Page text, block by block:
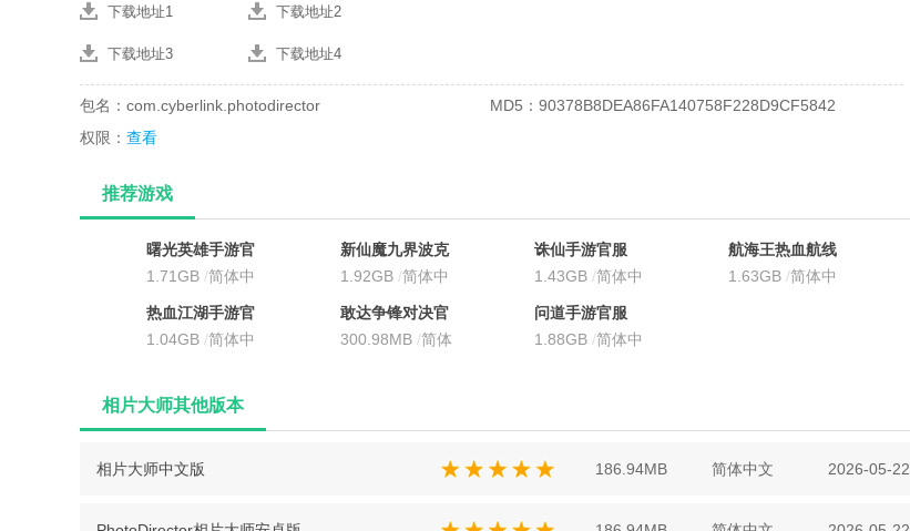
下载地址1 下载地址2
下载地址3 下载地址4
包名：com.cyberlink.photodirector
MD5：90378B8DEA86FA140758F228D9CF5842
权限： 查看
推荐游戏
曙光英雄手游官
方最新版
1.71GB /简体中
文
新仙魔九界波克
城市官方正版
1.92GB /简体中
文
诛仙手游官服
1.43GB /简体中
文
航海王热血航线
官服
1.63GB /简体中
热血江湖手游官
方正版
1.04GB /简体中
敢达争锋对决官
服
300.98MB /简体
问道手游官服
1.88GB /简体中
相片大师其他版本
相片大师中文版 186.94MB 简体中文 2026-05-22